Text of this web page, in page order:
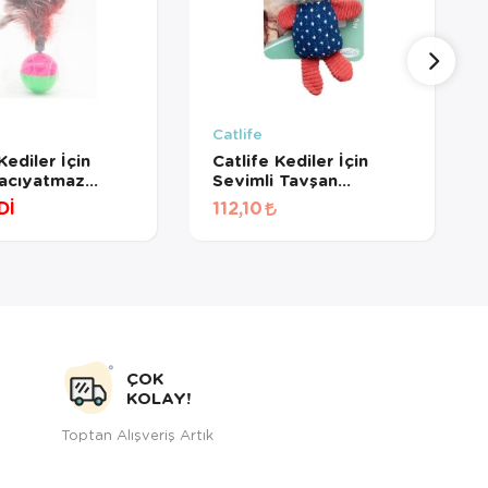
İçin
Catlife
Catlife Kediler İçin
Sevimli Tavşan
Oyuncak
112,10
ÇOK
KOLAY!
Toptan Alışveriş Artık